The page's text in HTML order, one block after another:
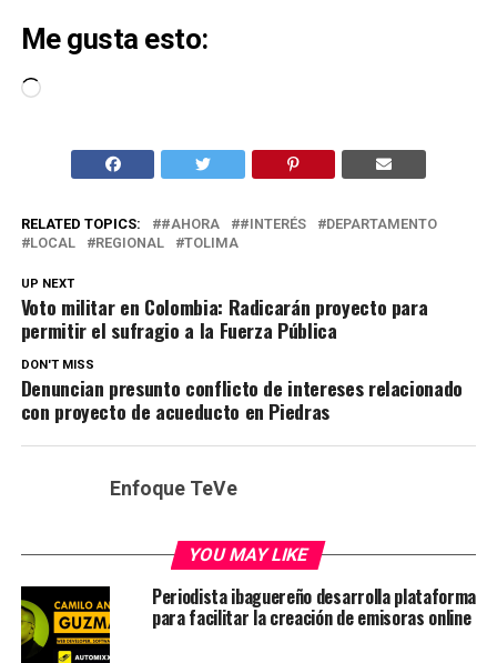
Me gusta esto:
Cargando...
RELATED TOPICS: #AHORA #INTERÉS
DEPARTAMENTO
LOCAL
REGIONAL TOLIMA
UP NEXT
Voto militar en Colombia: Radicarán proyecto para
permitir el sufragio a la Fuerza Pública
DON'T MISS
Denuncian presunto conflicto de intereses relacionado
con proyecto de acueducto en Piedras
Enfoque TeVe
YOU MAY LIKE
Periodista ibaguereño desarrolla plataforma
para facilitar la creación de emisoras online